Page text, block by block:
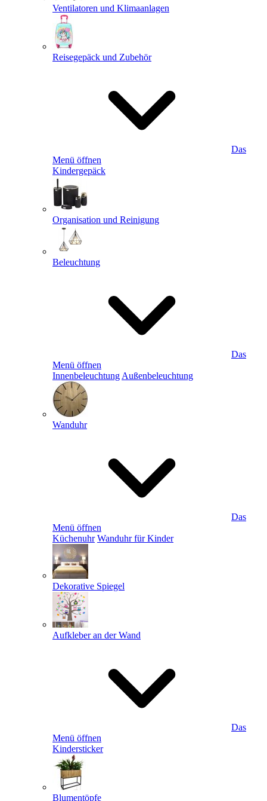
Ventilatoren und Klimaanlagen
Reisegepäck und Zubehör
Das
Menü öffnen
Kindergepäck
Organisation und Reinigung
Beleuchtung
Das
Menü öffnen
Innenbeleuchtung Außenbeleuchtung
Wanduhr
Das
Menü öffnen
Küchenuhr Wanduhr für Kinder
Dekorative Spiegel
Aufkleber an der Wand
Das
Menü öffnen
Kindersticker
Blumentöpfe